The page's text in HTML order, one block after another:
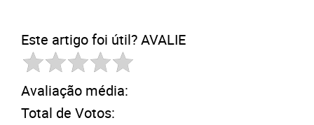
Este artigo foi útil? AVALIE
Avaliação média:
Total de Votos: